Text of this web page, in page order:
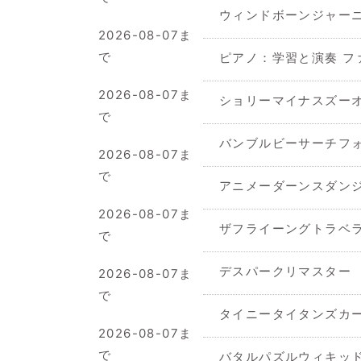
2026-08-07ま
で
2026-08-07ま
で
2026-08-07ま
で
2026-08-07ま
で
2026-08-07ま
で
2026-08-07ま
で
ウィンドボーンジャー
ピアノ：学習と演奏
ショリーマイナスズー
バンブルビーサーチフ
アニメーダーンスダン
ザフライーングトラベ
デスパークリマスター
タイニータイタンズカ
バタルパズルウィキッ